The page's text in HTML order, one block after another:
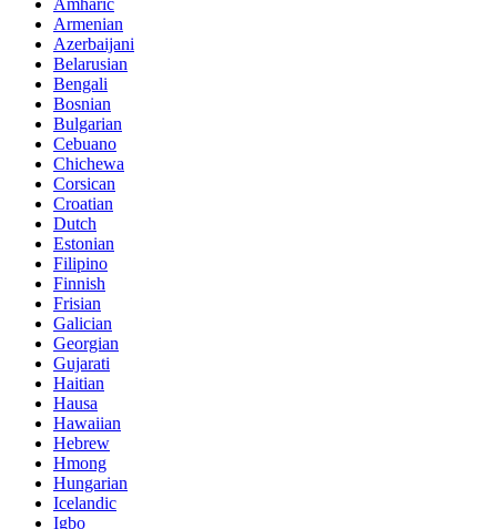
Armenian
Azerbaijani
Belarusian
Bengali
Bosnian
Bulgarian
Cebuano
Chichewa
Corsican
Croatian
Dutch
Estonian
Filipino
Finnish
Frisian
Galician
Georgian
Gujarati
Haitian
Hausa
Hawaiian
Hebrew
Hmong
Hungarian
Icelandic
Igbo